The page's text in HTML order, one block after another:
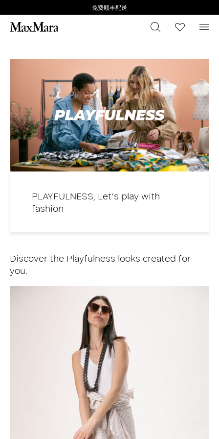
免费顺丰配送
搜索 心愿清
菜
The Video Cloud video was not found.
错误代码:VIDEO_CLOUD_ERR_VIDEO_NOT_FOUND
2026-08-07:e0d0ba02bc6649084cd59e20
播放器元素 ID：vjs_video_3
确定
闭
弹
窗
PLAYFULNESS, Let’s play with
fashion
Discover the Playfulness looks created for
you.